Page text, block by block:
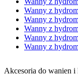
Wanny z
Wanny z
Wanny z
Wanny z
Wanny z
Akcesoria do wanien i